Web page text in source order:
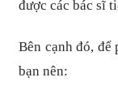
được các bác sĩ
Bên cạnh đó, để
bạn nên: